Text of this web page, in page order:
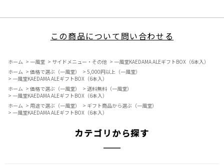
この商品について問い合わせる
ホーム > 一風堂 > サイドメニュー・その他 > 一風堂KAEDAMA ALEギフトBOX（6本入）
ホーム > 価格で選ぶ（一風堂） > 5,000円以上（一風堂）
> 一風堂KAEDAMA ALEギフトBOX（6本入）
ホーム > 価格で選ぶ（一風堂） > 送料無料（一風堂）
> 一風堂KAEDAMA ALEギフトBOX（6本入）
ホーム > 用途で選ぶ（一風堂） > ギフト商品から選ぶ（一風堂）
> 一風堂KAEDAMA ALEギフトBOX（6本入）
カテゴリから探す